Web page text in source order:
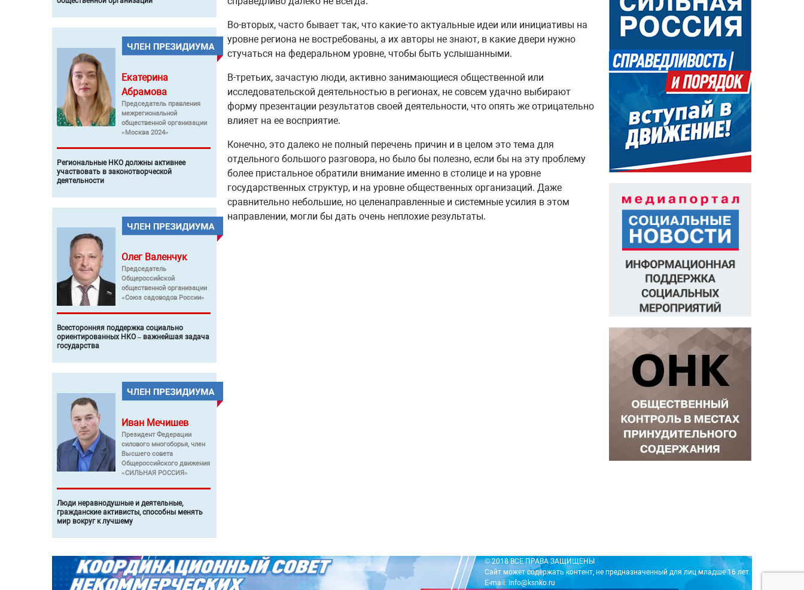
Екатерина
Абрамова
Председатель правления
межрегиональной
общественной организации
«Москва 2024»
Региональные НКО должны активнее
участвовать в законотворческой
деятельности
Олег Валенчук
Председатель
Общероссийской
общественной организации
«Союз садоводов России»
Всесторонняя поддержка социально
ориентированных НКО – важнейшая задача
государства
Иван Мечишев
Президент Федерации
силового многоборья, член
Высшего совета
Общероссийского движения
«СИЛЬНАЯ РОССИЯ»
Люди неравнодушные и деятельные,
гражданские активисты, способны менять
мир вокруг к лучшему
Во-вторых, часто бывает так, что какие-то актуальные идеи или инициативы на
уровне региона не востребованы, а их авторы не знают, в какие двери нужно
стучаться на федеральном уровне, чтобы быть услышанными.
В-третьих, зачастую люди, активно занимающиеся общественной или
исследовательской деятельностью в регионах, не совсем удачно выбирают
форму презентации результатов своей деятельности, что опять же отрицательно
влияет на ее восприятие.
Конечно, это далеко не полный перечень причин и в целом это тема для
отдельного большого разговора, но было бы полезно, если бы на эту проблему
более пристальное обратили внимание именно в столице и на уровне
государственных структур, и на уровне общественных организаций. Даже
сравнительно небольшие, но целенаправленные и системные усилия в этом
направлении, могли бы дать очень неплохие результаты.
© 2018 ВСЕ ПРАВА ЗАЩИЩЕНЫ
Сайт может содержать контент, не предназначенный для лиц младше 16 лет.
E-mail: info@ksnko.ru